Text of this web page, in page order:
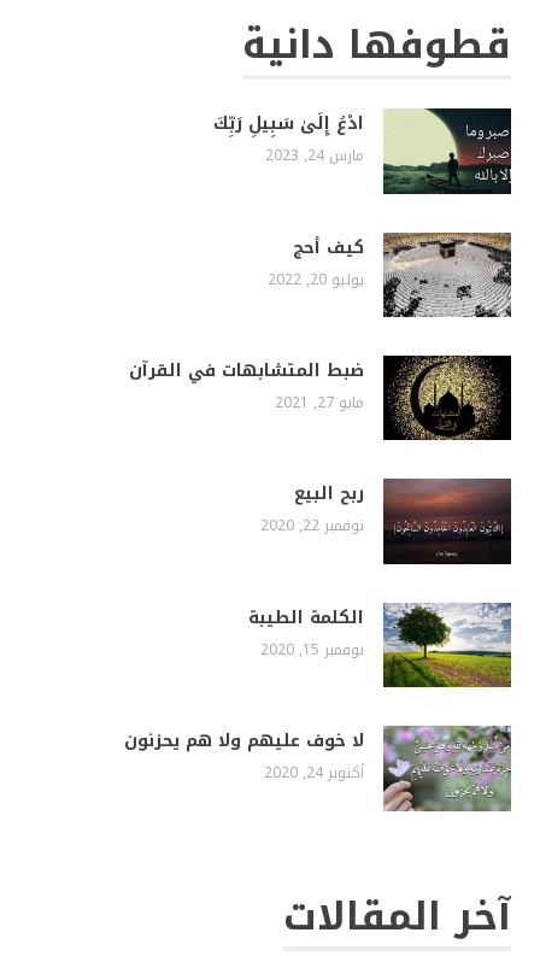
قطوفها دانية
ادْعُ إِلَىٰ سَبِيلِ رَبِّكَ
مارس 24, 2023
كيف أحج
يوليو 20, 2022
ضبط المتشابهات في القرآن
مايو 27, 2021
ربح البيع
نوفمبر 22, 2020
الكلمة الطيبة
نوفمبر 15, 2020
لا خوف عليهم ولا هم يحزنون
أكتوبر 24, 2020
آخر المقالات